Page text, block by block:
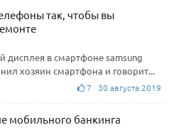
так, чтобы вы
дисплея в смартфоне samsung
хозяин смартфона и говорит...
7 30 августа 2019
мобильного банкинга